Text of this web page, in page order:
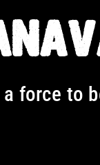
force to